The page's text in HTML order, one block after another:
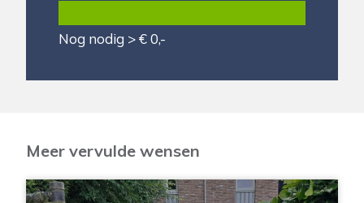
Nog nodig > € 0,-
Meer vervulde wensen